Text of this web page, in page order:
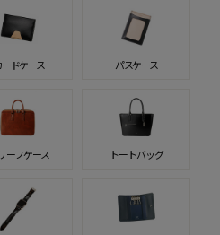
ドケース パスケース
ーフケース トートバッグ